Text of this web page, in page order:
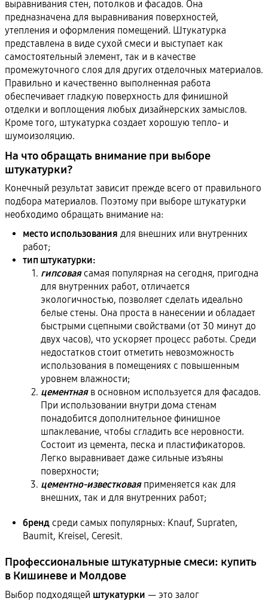
выравнивания стен, потолков и фасадов. Она
предназначена для выравнивания поверхностей,
утепления и оформления помещений. Штукатурка
представлена в виде сухой смеси и выступает как
самостоятельный элемент, так и в качестве
промежуточного слоя для других отделочных материалов.
Правильно и качественно выполненная работа
обеспечивает гладкую поверхность для финишной
отделки и воплощения любых дизайнерских замыслов.
Кроме того, штукатурка создает хорошую тепло- и
шумоизоляцию.
На что обращать внимание при выборе
штукатурки?
Конечный результат зависит прежде всего от правильного
подбора материалов. Поэтому при выборе штукатурки
необходимо обращать внимание на:
место использования для внешних или внутренних
работ;
тип штукатурки:
гипсоваясамая популярная на сегодня, пригодна
для внутренних работ, отличается
экологичностью, позволяет сделать идеально
белые стены. Она проста в нанесении и обладает
быстрыми сцепными свойствами (от 30 минут до
двух часов), что ускоряет процесс работы. Среди
недостатков стоит отметить невозможность
использования в помещениях с повышенным
уровнем влажности;
цементнаяв основном используется для фасадов.
При использовании внутри дома стенам
понадобится дополнительное финишное
шпаклевание, чтобы сгладить все неровности.
Состоит из цемента, песка и пластификаторов.
Легко выравнивает даже сильные изъяны
поверхности;
цементно-известковаяприменяется как для
внешних, так и для внутренних работ;
бренд среди самых популярных: Knauf, Supraten,
Baumit, Kreisel, Ceresit.
Профессиональные штукатурные смеси: купить
в Кишиневе и Молдове
Выбор подходящей штукатурки — это залог